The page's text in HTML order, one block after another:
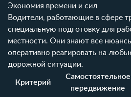
Экономия времени и сил
Водители, работающие в сфере
специальную подготовку для
местности. Они знают все
оперативно реагировать на
дорожной ситуации.
Критерий
Самостоятельное
передвижение